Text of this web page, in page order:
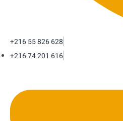
+216 55 826 628
+216 74 201 616